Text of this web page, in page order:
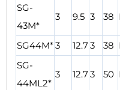
SG-
43M*
3 9.5 3 38
SG44M*3 12.73 38
SG-
44ML2*
3 12.73 50